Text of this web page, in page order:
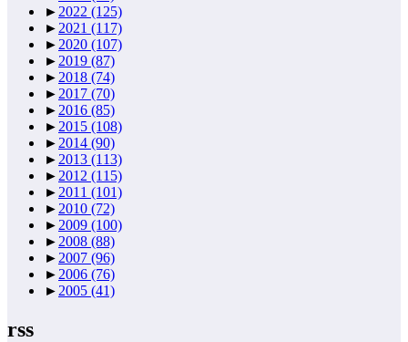
► 2022 (125)
► 2021 (117)
► 2020 (107)
► 2019 (87)
► 2018 (74)
► 2017 (70)
► 2016 (85)
► 2015 (108)
► 2014 (90)
► 2013 (113)
► 2012 (115)
► 2011 (101)
► 2010 (72)
► 2009 (100)
► 2008 (88)
► 2007 (96)
► 2006 (76)
► 2005 (41)
rss